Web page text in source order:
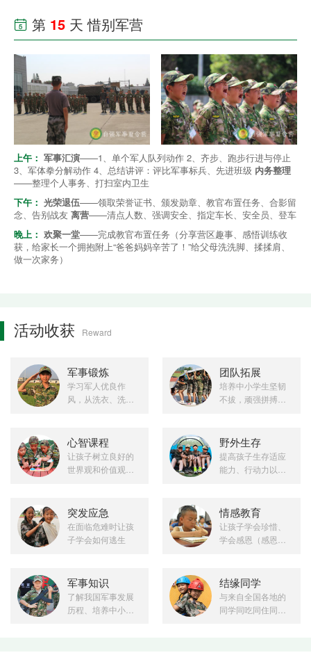
 第 15 天 惜别军营
上午： 军事汇演——1、单个军人队列动作 2、齐步、跑步行进与停止
3、军体拳分解动作 4、总结讲评：评比军事标兵、先进班级 内务整理
——整理个人事务、打扫室内卫生
下午： 光荣退伍——领取荣誉证书、颁发勋章、教官布置任务、合影留
念、告别战友 离营——清点人数、强调安全、指定车长、安全员、登车
晚上： 欢聚一堂——完成教官布置任务（分享营区趣事、感悟训练收
获，给家长一个拥抱附上“爸爸妈妈辛苦了！”给父母洗洗脚、揉揉肩、
做一次家务）
活动收获 Reward
军事锻炼
学习军人优良作
风，从洗衣、洗
团队拓展
培养中小学生坚韧
不拔，顽强拼搏的
心智课程
让孩子树立良好的
世界观和价值观，
野外生存
提高孩子生存适应
能力、行动力以及
突发应急
在面临危难时让孩
子学会如何逃生
情感教育
让孩子学会珍惜、
学会感恩（感恩父
军事知识
了解我国军事发展
历程、培养中小学
结缘同学
与来自全国各地的
同学同吃同住同训